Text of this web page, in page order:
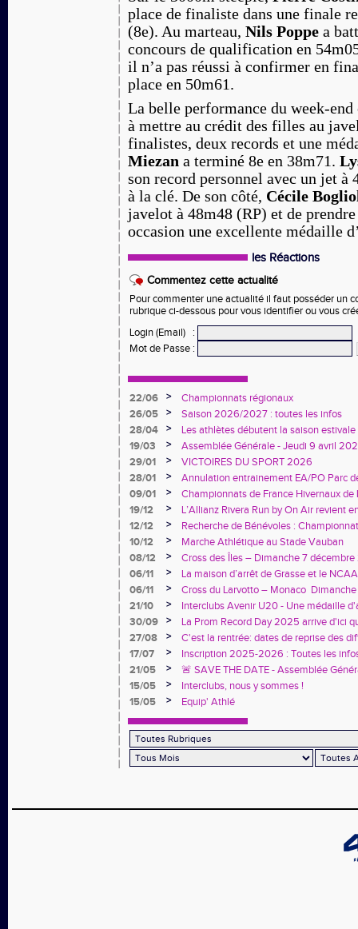
place de finaliste dans une finale
(8e). Au marteau, Nils Poppe a
concours de qualification en
il n’a pas réussi à confirmer en
place en 50m61.
La belle performance du week-end
à mettre au crédit des filles au
finalistes, deux records et une
Miezan a terminé 8e en 38m71.
son record personnel avec un jet à
à la clé. De son côté, Cécile
javelot à 48m48 (RP) et de
occasion une excellente médaille
les Réactions
Commentez cette actualité
Pour commenter une actualité il faut posséder un
rubrique ci-dessous pour vous identifier ou vous
Login (Email)
:
Mot de Passe :
22/06 >
Championnats régionaux
26/05
>
Saison 2026/2027 : toutes les infos
28/04
>
Les athlètes débutent la saison
19/03
>
Assemblée Générale - Jeudi 9 avril
29/01
>
VICTOIRES DU SPORT 2026
28/01
>
Annulation entrainement EA/PO Parc
09/01
>
Championnats de France Hivernaux de
besoin de vous
19/12 >
L’Allianz Rivera Run by On Air revient
12/12
>
Recherche de Bénévoles :
Hivernaux à Nice
10/12 >
Marche Athlétique au Stade Vauban
08/12
>
Cross des Îles – Dimanche 7
06/11
>
La maison d’arrêt de Grasse et le
de l’Olympisme »
06/11 >
Cross du Larvotto – Monaco
la pluie, nos athlètes ont brillé !
21/10 >
Interclubs Avenir U20 - Une médaille
prochain ?
30/09 >
La Prom Record Day 2025 arrive d'ici
27/08
>
C'est la rentrée: dates de reprise des
17/07
>
Inscription 2025-2026 : Toutes les
inscription dans cette actu !
21/05 >
🚨 SAVE THE DATE - Assemblée
15/05
>
Interclubs, nous y sommes !
15/05
> Equip' Athlé